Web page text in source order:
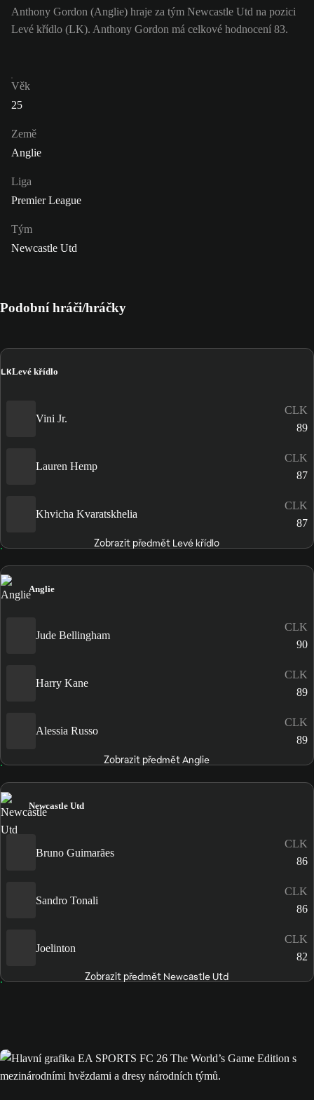
Anthony Gordon (Anglie) hraje za tým Newcastle Utd na pozici
Levé křídlo (LK). Anthony Gordon má celkové hodnocení 83.
Věk
25
Země
Anglie
Liga
Premier League
Tým
Newcastle Utd
Podobní hráči/hráčky
LKLevé křídlo
Vini Jr.
CLK
89
Lauren Hemp
CLK
87
Khvicha Kvaratskhelia
CLK
87
Zobrazit předmět Levé křídlo
Anglie
Jude Bellingham
CLK
90
Harry Kane
CLK
89
Alessia Russo
CLK
89
Zobrazit předmět Anglie
Newcastle Utd
Bruno Guimarães
CLK
86
Sandro Tonali
CLK
86
Joelinton
CLK
82
Zobrazit předmět Newcastle Utd